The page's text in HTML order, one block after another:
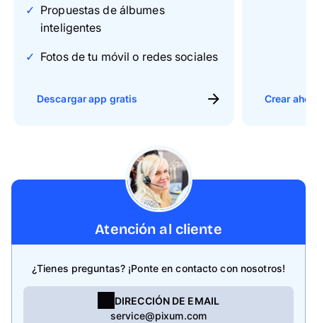
Propuestas de álbumes
inteligentes
Fotos de tu móvil o redes sociales
Descargar app gratis Crear
Atención al cliente
¿Tienes preguntas? ¡Ponte en contacto con nosotros!
DIRECCIÓN DE EMAIL
service@pixum.com